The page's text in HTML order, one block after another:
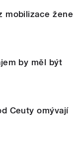
mobilizace žene
by měl být
Ceuty omývají